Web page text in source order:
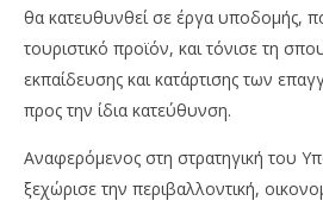
θα κατευθυνθεί σε έργα υποδομής,
τουριστικό προϊόν, και τόνισε τη
εκπαίδευσης και κατάρτισης των
προς την ίδια κατεύθυνση.
Αναφερόμενος στη στρατηγική του
ξεχώρισε την περιβαλλοντική,